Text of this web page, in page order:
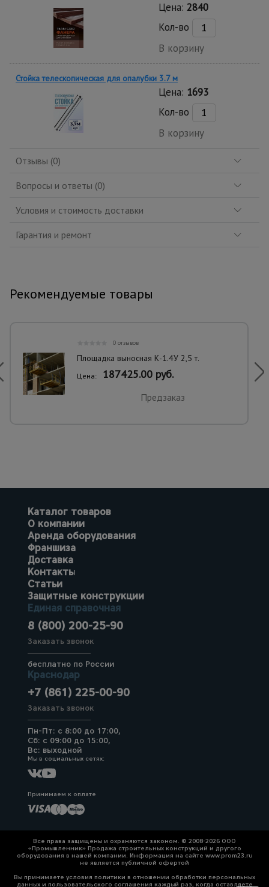
Цена: 2840
Кол-во
В корзину
Стойка телескопическая для опалубки 3.7 м
Цена: 1693
Кол-во
В корзину
Отзывы (0)
Вопросы и ответы (0)
Условия и стоимость доставки
Гарантия и ремонт
Рекомендуемые товары
0 отзывов
Площадка выносная К-1.4У 2,5 т.
Цена: 187425.00 руб.
Предзаказ
Каталог товаров
О компании
Аренда оборудования
Франшиза
Доставка
Контакты
Статьи
Защитные конструкции
Единая справочная
8 (800) 200-25-90
Заказать звонок
бесплатно по России
Краснодар
+7 (861) 225-00-90
Заказать звонок
Пн-Пт: с 8:00 до 17:00,
Сб: с 09:00 до 15:00,
Вс: выходной
Мы в социальных сетях:
Принимаем к оплате
Все права защищены и охраняются законом. © 2008-2026 ООО
«Промышленник» Продажа строительных конструкций и другого
оборудования в нашей компании. Информация на сайте www.prom23.ru
не является публичной офертой
Вы принимаете условия политики в отношении обработки персональных
данных и пользовательского соглашения каждый раз, когда оставляете